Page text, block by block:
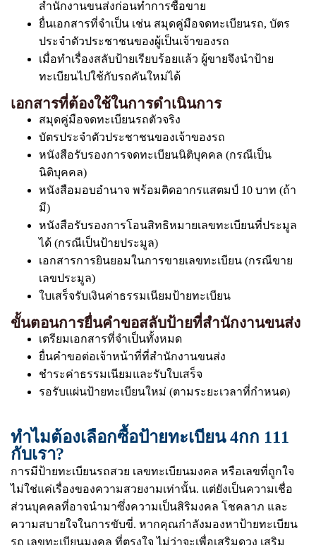
สำนักงานขนส่งก่อนทำการซื้อขาย
ยื่นเอกสารที่จำเป็น เช่น สมุดคู่มือจดทะเบียนรถ, บัตร
ประจำตัวประชาชนของผู้เป็นเจ้าของรถ
เมื่อทำเรื่องสลับป้ายเรียบร้อยแล้ว ผู้ขายจึงนำป้าย
ทะเบียนไปใช้กับรถคันใหม่ได้
เอกสารที่ต้องใช้ในการดำเนินการ
สมุดคู่มือจดทะเบียนรถตัวจริง
บัตรประจำตัวประชาชนของเจ้าของรถ
หนังสือรับรองการจดทะเบียนนิติบุคคล (กรณีเป็น
นิติบุคคล)
หนังสือมอบอำนาจ พร้อมติดอากรแสตมป์ 10 บาท (ถ้า
มี)
หนังสือรับรองการโอนสิทธิหมายเลขทะเบียนที่ประมูล
ได้ (กรณีเป็นป้ายประมูล)
เอกสารการยินยอมในการขายเลขทะเบียน (กรณีขาย
เลขประมูล)
ใบเสร็จรับเงินค่าธรรมเนียมป้ายทะเบียน
ขั้นตอนการยื่นคำขอสลับป้ายที่สำนักงานขนส่ง
เตรียมเอกสารที่จำเป็นทั้งหมด
ยื่นคำขอต่อเจ้าหน้าที่ที่สำนักงานขนส่ง
ชำระค่าธรรมเนียมและรับใบเสร็จ
รอรับแผ่นป้ายทะเบียนใหม่ (ตามระยะเวลาที่กำหนด)
ทำไมต้องเลือกซื้อป้ายทะเบียน 4กก 111
กับเรา?
การมีป้ายทะเบียนรถสวย เลขทะเบียนมงคล หรือเลขที่ถูกใจ
ไม่ใช่แค่เรื่องของความสวยงามเท่านั้น. แต่ยังเป็นความเชื่อ
ส่วนบุคคลที่อาจนำมาซึ่งความเป็นสิริมงคล โชคลาภ และ
ความสบายใจในการขับขี่. หากคุณกำลังมองหาป้ายทะเบียน
รถ เลขทะเบียนมงคล ที่ตรงใจ ไม่ว่าจะเพื่อเสริมดวง เสริม